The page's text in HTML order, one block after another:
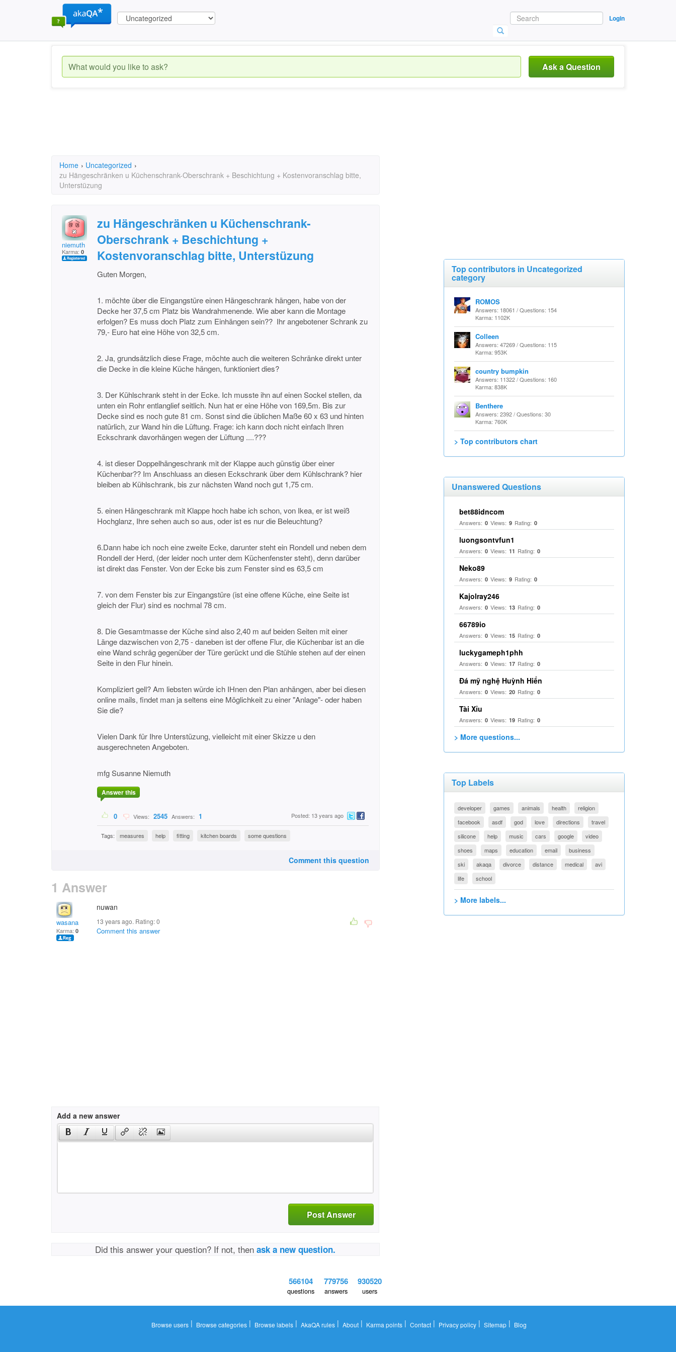
Login
Ask a Question
Home › Uncategorized ›
zu Hängeschränken u Küchenschrank-Oberschrank + Beschichtung + Kostenvoranschlag bitte,
Unterstüzung
niemuth
Karma: 0
zu Hängeschränken u Küchenschrank-
Oberschrank + Beschichtung +
Kostenvoranschlag bitte, Unterstüzung
Guten Morgen,
1. möchte über die Eingangstüre einen Hängeschrank hängen, habe von der
Decke her 37,5 cm Platz bis Wandrahmenende. Wie aber kann die Montage
erfolgen? Es muss doch Platz zum Einhängen sein?? Ihr angebotener Schrank zu
79,- Euro hat eine Höhe von 32,5 cm.
2. Ja, grundsätzlich diese Frage, möchte auch die weiteren Schränke direkt unter
die Decke in die kleine Küche hängen, funktioniert dies?
3. Der Kühlschrank steht in der Ecke. Ich musste ihn auf einen Sockel stellen, da
unten ein Rohr entlanglief seitlich. Nun hat er eine Höhe von 169,5m. Bis zur
Decke sind es noch gute 81 cm. Sonst sind die üblichen Maße 60 x 63 und hinten
natürlich, zur Wand hin die Lüftung. Frage: ich kann doch nicht einfach Ihren
Eckschrank davorhängen wegen der Lüftung ....???
4. ist dieser Doppelhängeschrank mit der Klappe auch günstig über einer
Küchenbar?? Im Anschluass an diesen Eckschrank über dem Kühlschrank? hier
bleiben ab Kühlschrank, bis zur nächsten Wand noch gut 1,75 cm.
5. einen Hängeschrank mit Klappe hoch habe ich schon, von Ikea, er ist weiß
Hochglanz, Ihre sehen auch so aus, oder ist es nur die Beleuchtung?
6.Dann habe ich noch eine zweite Ecke, darunter steht ein Rondell und neben dem
Rondell der Herd, (der leider noch unter dem Küchenfenster steht), denn darüber
ist direkt das Fenster. Von der Ecke bis zum Fenster sind es 63,5 cm
7. von dem Fenster bis zur Eingangstüre (ist eine offene Küche, eine Seite ist
gleich der Flur) sind es nochmal 78 cm.
8. Die Gesamtmasse der Küche sind also 2,40 m auf beiden Seiten mit einer
Länge dazwischen von 2,75 - daneben ist der offene Flur, die Küchenbar ist an die
eine Wand schräg gegenüber der Türe gerückt und die Stühle stehen auf der einen
Seite in den Flur hinein.
Kompliziert gell? Am liebsten würde ich IHnen den Plan anhängen, aber bei diesen
online mails, findet man ja seltens eine Möglichkeit zu einer "Anlage"- oder haben
Sie die?
Vielen Dank für Ihre Unterstüzung, vielleicht mit einer Skizze u den
ausgerechneten Angeboten.
mfg Susanne Niemuth
Answer this
0 Views: 2545 Answers: 1 Posted: 13 years ago
Tags: measures help fitting kitchen boards some questions
Comment this question
1 Answer
wasana
Karma: 0
nuwan
13 years ago. Rating:0
Comment this answer
Add a new answer
Post Answer
Did this answer your question? If not, thenask a new question.
Top contributors in Uncategorized
category
ROMOS
Answers: 18061 / Questions: 154
Karma: 1102K
Colleen
Answers: 47269 / Questions: 115
Karma: 953K
country bumpkin
Answers: 11322 / Questions: 160
Karma: 838K
Benthere
Answers: 2392 / Questions: 30
Karma: 760K
> Top contributors chart
Unanswered Questions
bet88idncom
Answers: 0 Views: 9 Rating: 0
luongsontvfun1
Answers: 0 Views: 11 Rating: 0
Neko89
Answers: 0 Views: 9 Rating: 0
Kajolray246
Answers: 0 Views: 13 Rating: 0
66789io
Answers: 0 Views: 15 Rating: 0
luckygameph1phh
Answers: 0 Views: 17 Rating: 0
Đá mỹ nghệ Huỳnh Hiển
Answers: 0 Views: 20 Rating: 0
Tài Xỉu
Answers: 0 Views: 19 Rating: 0
> More questions...
Top Labels
developer games animals health
religion
facebook
asdf god love directions
travel
silicone
help music cars google
video
shoes
maps education email
business
ski
akaqa divorce distance medical
avi
life
school
> More labels...
566104
questions
779756
answers
930520
users
Browse users| Browse categories| Browse labels| AkaQA rules| About| Karma points| Contact| Privacy policy| Sitemap| Blog